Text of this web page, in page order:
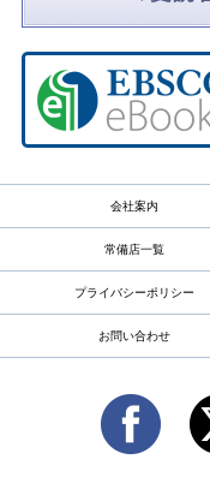
会社案内
常備店一覧
プライバシーポリシー
お問い合わせ